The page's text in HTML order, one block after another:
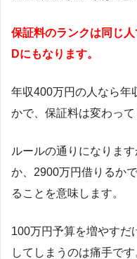
保証料のランクは同じ
Dにもなります。
年収400万円の人なら年
かで、保証料は変わって
ルールの通りになりま
か、2900万円借りるか
ることを意味します。
100万円予算を増やすだ
してしまうのは痛手です